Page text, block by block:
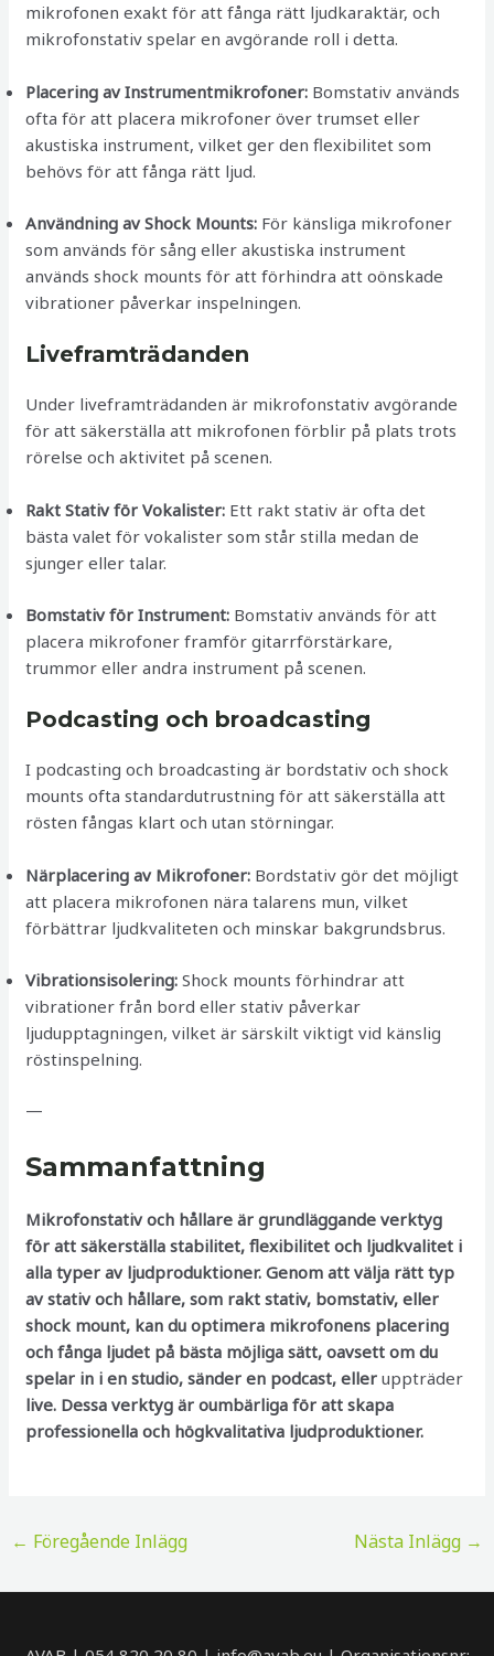
mikrofonen exakt för att fånga rätt ljudkaraktär, och
mikrofonstativ spelar en avgörande roll i detta.
Placering av Instrumentmikrofoner: Bomstativ används
ofta för att placera mikrofoner över trumset eller
akustiska instrument, vilket ger den flexibilitet som
behövs för att fånga rätt ljud.
Användning av Shock Mounts: För känsliga mikrofoner
som används för sång eller akustiska instrument
används shock mounts för att förhindra att oönskade
vibrationer påverkar inspelningen.
Liveframträdanden
Under liveframträdanden är mikrofonstativ avgörande
för att säkerställa att mikrofonen förblir på plats trots
rörelse och aktivitet på scenen.
Rakt Stativ för Vokalister: Ett rakt stativ är ofta det
bästa valet för vokalister som står stilla medan de
sjunger eller talar.
Bomstativ för Instrument: Bomstativ används för att
placera mikrofoner framför gitarrförstärkare,
trummor eller andra instrument på scenen.
Podcasting och broadcasting
I podcasting och broadcasting är bordstativ och shock
mounts ofta standardutrustning för att säkerställa att
rösten fångas klart och utan störningar.
Närplacering av Mikrofoner: Bordstativ gör det möjligt
att placera mikrofonen nära talarens mun, vilket
förbättrar ljudkvaliteten och minskar bakgrundsbrus.
Vibrationsisolering: Shock mounts förhindrar att
vibrationer från bord eller stativ påverkar
ljudupptagningen, vilket är särskilt viktigt vid känslig
röstinspelning.
—
Sammanfattning
Mikrofonstativ och hållare är grundläggande verktyg
för att säkerställa stabilitet, flexibilitet och ljudkvalitet i
alla typer av ljudproduktioner. Genom att välja rätt typ
av stativ och hållare, som rakt stativ, bomstativ, eller
shock mount, kan du optimera mikrofonens placering
och fånga ljudet på bästa möjliga sätt, oavsett om du
spelar in i en studio, sänder en podcast, elleruppträder
live. Dessa verktyg är oumbärliga för att skapa
professionella och högkvalitativa ljudproduktioner.
Inläggsnavigering
← Föregående Inlägg Nästa Inlägg →